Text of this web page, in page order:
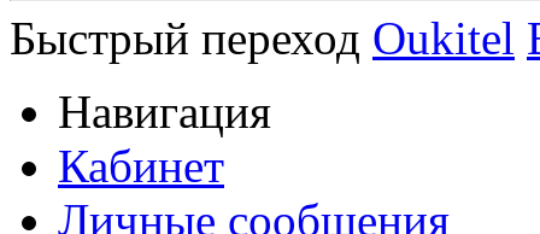
Быстрый переход Oukitel
Навигация
Кабинет
Личные сообщения